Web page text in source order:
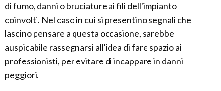
di fumo, danni o bruciature ai fili dell'impianto
coinvolti. Nel caso in cui si presentino segnali che
lascino pensare a questa occasione, sarebbe
auspicabile rassegnarsi all'idea di fare spazio ai
professionisti, per evitare di incappare in danni
peggiori.